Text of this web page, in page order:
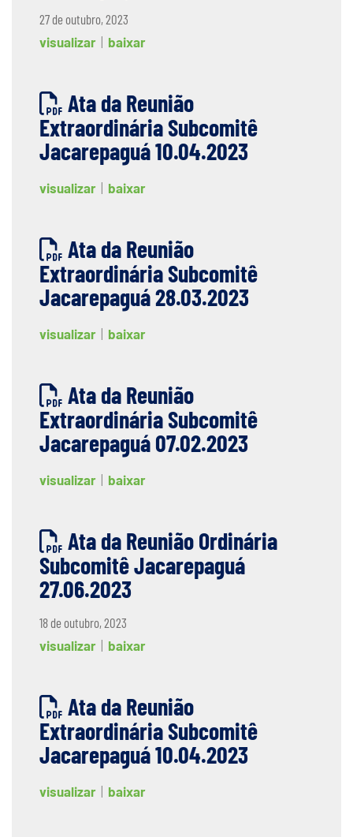
27 de outubro, 2023
visualizar
baixar
Ata da Reunião
Extraordinária Subcomitê
Jacarepaguá 10.04.2023
visualizar baixar
Ata da Reunião
Extraordinária Subcomitê
Jacarepaguá 28.03.2023
visualizar baixar
Ata da Reunião
Extraordinária Subcomitê
Jacarepaguá 07.02.2023
visualizar baixar
Ata da Reunião Ordinária
Subcomitê Jacarepaguá
27.06.2023
18 de outubro, 2023
visualizar
baixar
Ata da Reunião
Extraordinária Subcomitê
Jacarepaguá 10.04.2023
visualizar baixar